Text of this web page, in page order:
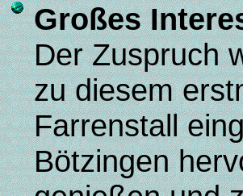
Großes
Der Zuspruch
zu diesem
Farrenstall
Bötzingen